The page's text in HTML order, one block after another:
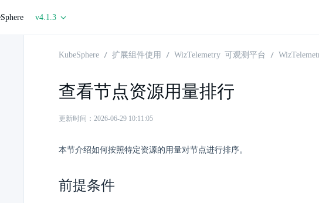
v4.1.3
KubeSphere 扩展组件使用 WizTelemetry 可观测平台
查看节点资源用量排行
更新时间：2026-06-29 10:11:05
本节介绍如何按照特定资源的用量对节点进行排序。
前提条件